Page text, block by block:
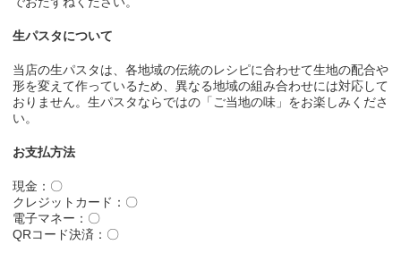
生パスタについて
当店の生パスタは、各地域の伝統のレシピに合わせて生地の配合や
形を変えて作っているため、異なる地域の組み合わせには対応して
おりません。生パスタならではの「ご当地の味」をお楽しみくださ
い。
お支払方法
現金：〇
クレジットカード：〇
電子マネー：〇
QRコード決済：〇